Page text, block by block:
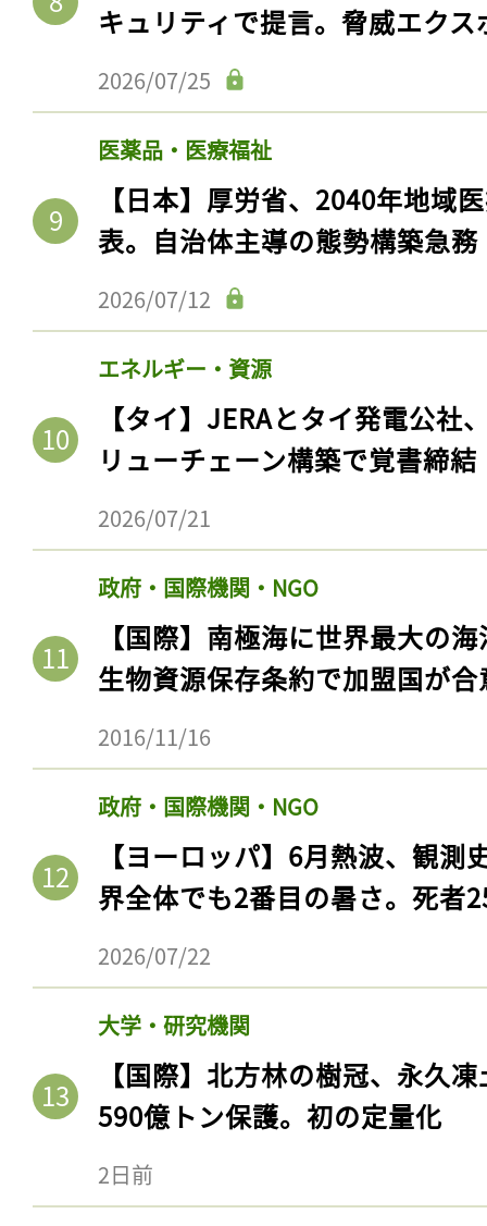
キュリティで提言。脅威エク
2026/07/25
医薬品・医療福祉
【日本】厚労省、2040年地域
表。自治体主導の態勢構築急務
2026/07/12
エネルギー・資源
【タイ】JERAとタイ発電公社
リューチェーン構築で覚書締結
2026/07/21
政府・国際機関・NGO
【国際】南極海に世界最大の
生物資源保存条約で加盟国が合
2016/11/16
政府・国際機関・NGO
【ヨーロッパ】6月熱波、観
界全体でも2番目の暑さ。死者
2026/07/22
大学・研究機関
【国際】北方林の樹冠、永久
590億トン保護。初の定量化
2日前
記事をお気に入りに
ログインが必
ログイン
会員登録